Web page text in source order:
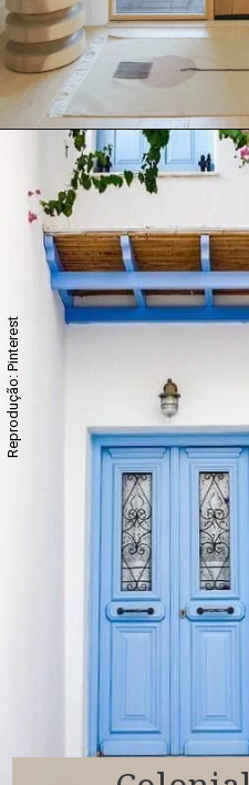
Reprodução: Pinterest